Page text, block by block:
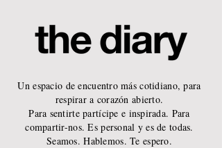
Un espacio de encuentro más cotidiano, para
respirar a corazón abierto.
Para sentirte partícipe e inspirada. Para
compartir-nos. Es personal y es de todas.
Seamos. Hablemos. Te espero.